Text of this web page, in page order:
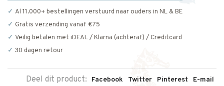
Al 11.000+ bestellingen verstuurd naar ouders in NL & BE
Gratis verzending vanaf €75
Veilig betalen met iDEAL / Klarna (achteraf) / Creditcard
30 dagen retour
Deel dit product: Facebook Twitter Pinterest E-mail